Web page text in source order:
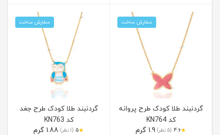
سفارش ساخت
گردنبند طلا کودک طرح پروانه
کد KN764
★
4.6 (5 نظر)
سفارش ساخت
گردنبند طلا کودک طرح جغد
کد KN763
★
5 (1 نظر)